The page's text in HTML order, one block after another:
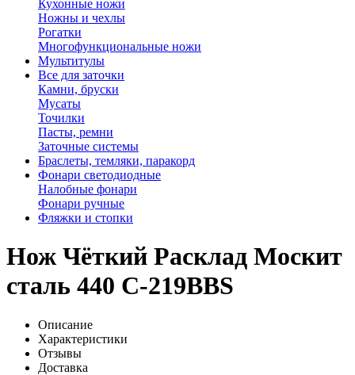
Кухонные ножи
Ножны и чехлы
Рогатки
Многофункциональные ножи
Мультитулы
Все для заточки
Камни, бруски
Мусаты
Точилки
Пасты, ремни
Заточные системы
Браслеты, темляки, паракорд
Фонари светодиодные
Налобные фонари
Фонари ручные
Фляжки и стопки
Нож Чёткий Расклад Москит
сталь 440 C-219BBS
Описание
Характеристики
Отзывы
Доставка